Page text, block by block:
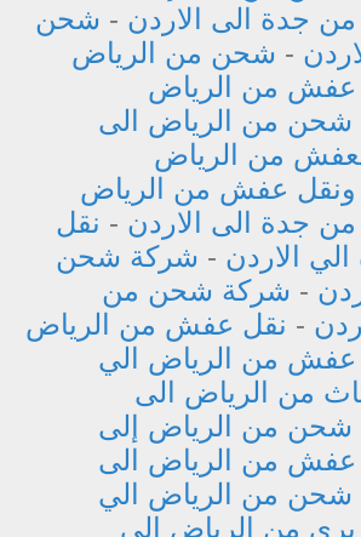
جدة الى الاردن - شحن
- شحن من الرياض
من الرياض
من الرياض الى
من الرياض
عفش من الرياض
جدة الى الاردن - نقل
الاردن - شركة شحن
- شركة شحن من
- نقل عفش من الرياض
من الرياض الي
من الرياض الى
من الرياض إلى
من الرياض الى
من الرياض الي
من الرياض الى